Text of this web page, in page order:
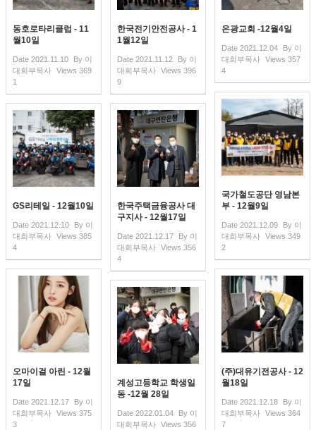
동호로타리클럽 - 11
월10일
Date 2021.11.10 By 이
대희부목사 Views 369
1
한국전기안전공사 - 1
1월12일
Date 2021.11.12 By 이
대희부목사 Views 396
9
은광교회 -12월4일
Date 2021.12.04 By 이
대희부목사 Views 357
4
국가철도공단 영남본
부 - 12월9일
Date 2021.12.09 By 이
대희부목사 Views 349
2
GS리테일 - 12월10일
Date 2021.12.10 By 이
대희부목사 Views 385
4
한국주택금융공사 대
구지사 - 12월17일
Date 2021.12.17 By 이
대희부목사 Views 356
4
오마이걸 아린 - 12월
17일
Date 2021.12.17 By 이
대희부목사 Views 375
3
(주)대유기전공사 - 12
월18일
Date 2021.12.18 By 이
대희부목사 Views 364
7
계성고등학교 학생일
동 -12월 28일
Date 2022.01.04 By 이
대희부목사 Views 356